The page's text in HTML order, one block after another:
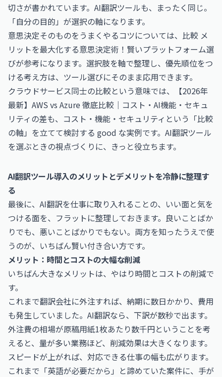
切さが書かれています。AI翻訳ツールも、まったく同じ。
「自分の目的」が選択の軸になります。
意思決定そのものをうまくやるコツについては、 比較 メ
リットを最大化する意思決定術！賢いプラットフォーム選
びが参考になります。選択肢を軸で整理し、優先順位をつ
ける考え方は、ツール選びにそのまま応用できます。
クラウドサービス同士の比較という意味では、
【2026年
最新】AWS vs Azure 徹底比較｜コスト・AI機能・セキュ
リティの差も、コスト・機能・セキュリティという「比較
の軸」を立てて検討する good な実例です。AI翻訳ツール
を選ぶときの視点づくりに、きっと役立ちます。
AI翻訳ツール導入のメリットとデメリットを冷静に整理す
る
最後に、AI翻訳を仕事に取り入れることの、いい面と気を
つける面を、フラットに整理しておきます。良いことばか
りでも、悪いことばかりでもない。両方を知ったうえで使
うのが、いちばん賢い付き合い方です。
メリット：時間とコストの大幅な削減
いちばん大きなメリットは、やはり時間とコストの削減で
す。
これまで翻訳会社に外注すれば、納期に数日かかり、費用
も発生していました。AI翻訳なら、下訳が数秒で出ます。
外注費の相場が原稿用紙1枚あたり数千円ということを考
えると、量が多い業務ほど、削減効果は大きくなります。
スピードが上がれば、対応できる仕事の幅も広がります。
これまで「英語が必要だから」と諦めていた案件に、手が